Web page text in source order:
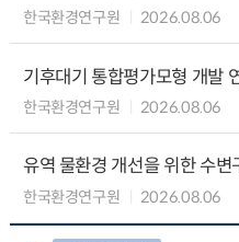
한국환경연구원 2026.08.06
기후대기 통합평가모형 개발
한국환경연구원 2026.08.06
유역 물환경 개선을 위한 수
한국환경연구원 2026.08.06